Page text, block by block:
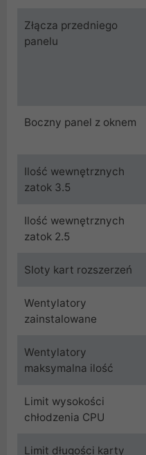
Złącza przedniego
panelu
Boczny panel z oknem
Ilość wewnętrznych
zatok 3.5
Ilość wewnętrznych
zatok 2.5
Sloty kart rozszerzeń
Wentylatory
zainstalowane
Wentylatory
maksymalna ilość
Limit wysokości
chłodzenia CPU
Limit długości karty